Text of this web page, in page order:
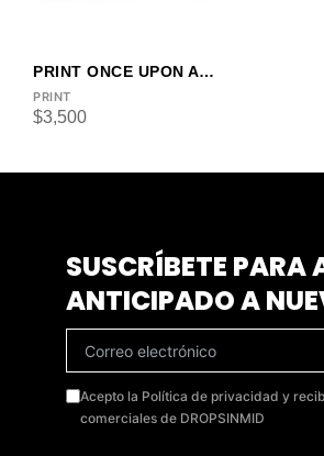
PRINT ONCE UPON A TIME IN UTOPIA X RGYMEZLIKEDIMEZ
PRINT
$3,500
SUSCRÍBETE PARA
ANTICIPADO A
Acepto la Política de privacidad y
comerciales de DROPSINMID